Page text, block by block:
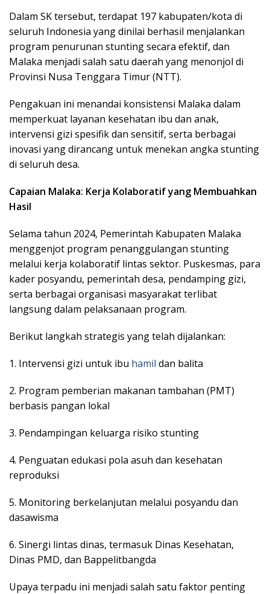
Dalam SK tersebut, terdapat 197 kabupaten/kota di
seluruh Indonesia yang dinilai berhasil menjalankan
program penurunan stunting secara efektif, dan
Malaka menjadi salah satu daerah yang menonjol di
Provinsi Nusa Tenggara Timur (NTT).
Pengakuan ini menandai konsistensi Malaka dalam
memperkuat layanan kesehatan ibu dan anak,
intervensi gizi spesifik dan sensitif, serta berbagai
inovasi yang dirancang untuk menekan angka stunting
di seluruh desa.
Capaian Malaka: Kerja Kolaboratif yang Membuahkan
Hasil
Selama tahun 2024, Pemerintah Kabupaten Malaka
menggenjot program penanggulangan stunting
melalui kerja kolaboratif lintas sektor. Puskesmas, para
kader posyandu, pemerintah desa, pendamping gizi,
serta berbagai organisasi masyarakat terlibat
langsung dalam pelaksanaan program.
Berikut langkah strategis yang telah dijalankan:
1. Intervensi gizi untuk ibu hamil dan balita
2. Program pemberian makanan tambahan (PMT)
berbasis pangan lokal
3. Pendampingan keluarga risiko stunting
4. Penguatan edukasi pola asuh dan kesehatan
reproduksi
5. Monitoring berkelanjutan melalui posyandu dan
dasawisma
6. Sinergi lintas dinas, termasuk Dinas Kesehatan,
Dinas PMD, dan Bappelitbangda
Upaya terpadu ini menjadi salah satu faktor penting